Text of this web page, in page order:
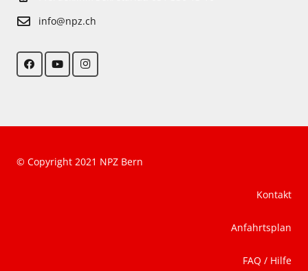
info@npz.ch
© Copyright 2021 NPZ Bern
Kontakt
Anfahrtsplan
FAQ / Hilfe